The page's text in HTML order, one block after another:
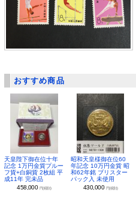
おすすめ商品
天皇陛下御在位十年
記念 1万円金貨プルー
フ貨+白銅貨 2枚組 平
成11年 完未品
458,000 円(税別)
昭和天皇様御在位60
年記念 10万円金貨 昭
和62年銘 ブリスター
パック入 未使用
430,000 円(税別)